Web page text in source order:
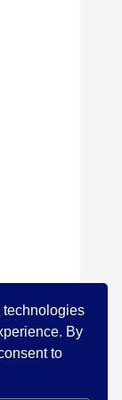
technologies
By
to